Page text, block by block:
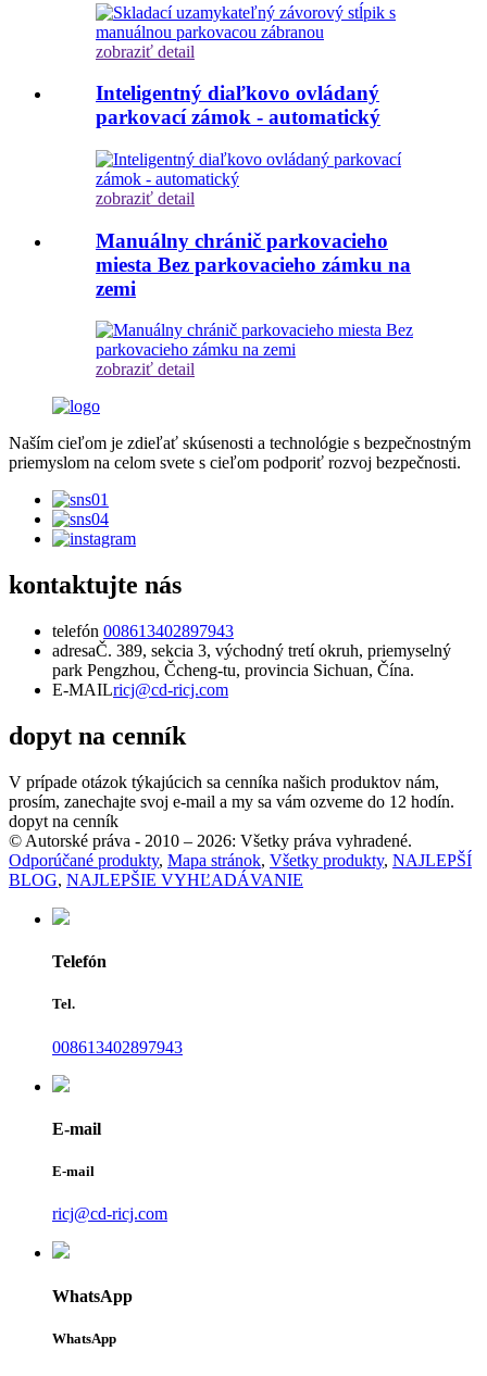
zobraziť detail
Inteligentný diaľkovo ovládaný
parkovací zámok - automatický
zobraziť detail
Manuálny chránič parkovacieho
miesta Bez parkovacieho zámku na
zemi
zobraziť detail
Naším cieľom je zdieľať skúsenosti a technológie s bezpečnostným
priemyslom na celom svete s cieľom podporiť rozvoj bezpečnosti.
kontaktujte nás
telefón 008613402897943
adresaČ. 389, sekcia 3, východný tretí okruh, priemyselný
park Pengzhou, Čcheng-tu, provincia Sichuan, Čína.
E-MAILricj@cd-ricj.com
dopyt na cenník
V prípade otázok týkajúcich sa cenníka našich produktov nám,
prosím, zanechajte svoj e-mail a my sa vám ozveme do 12 hodín.
dopyt na cenník
© Autorské práva - 2010 – 2026: Všetky práva vyhradené.
Odporúčané produkty, Mapa stránok, Všetky produkty, NAJLEPŠÍ
BLOG, NAJLEPŠIE VYHĽADÁVANIE
Telefón
Tel.
008613402897943
E-mail
E-mail
ricj@cd-ricj.com
WhatsApp
WhatsApp